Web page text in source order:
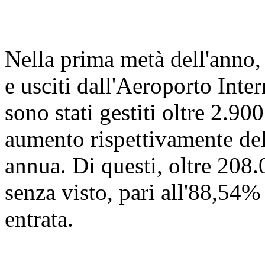
Nella prima metà
e usciti dall'Aeroporto
sono stati gestiti oltre
aumento rispettivamente
annua. Di questi, oltre
senza visto, pari
entrata.